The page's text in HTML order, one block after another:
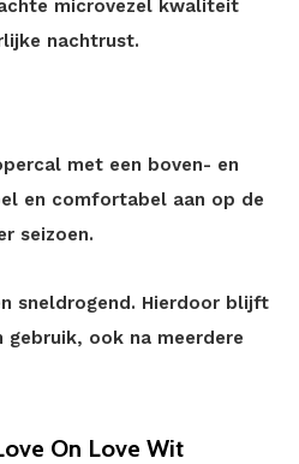
microvezel kwaliteit
nachtrust.
met een boven- en
en comfortabel aan op de
seizoen.
sneldrogend. Hierdoor blijft
ook na meerdere
On Love Wit